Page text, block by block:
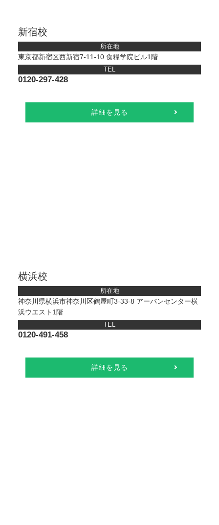
新宿校
所在地
東京都新宿区西新宿7-11-10 食糧学院ビル1階
TEL
0120-297-428
詳細を見る
横浜校
所在地
神奈川県横浜市神奈川区鶴屋町3-33-8 アーバンセンター横
浜ウエスト1階
TEL
0120-491-458
詳細を見る